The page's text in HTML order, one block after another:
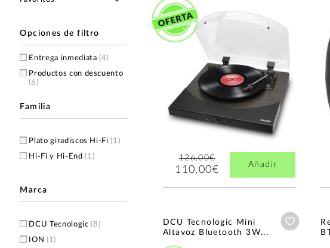
Opciones de filtro
Entrega inmediata(4)
Productos con descuento
(6)
Familia
Plato giradiscos Hi-Fi(1)
Hi-Fi y Hi-End(1)
Marca
DCU Tecnologic(8)
ION(1)
126,00€
110,00€ Añadir
DCU Tecnologic Mini
Altavoz Bluetooth 3W...
Añadir